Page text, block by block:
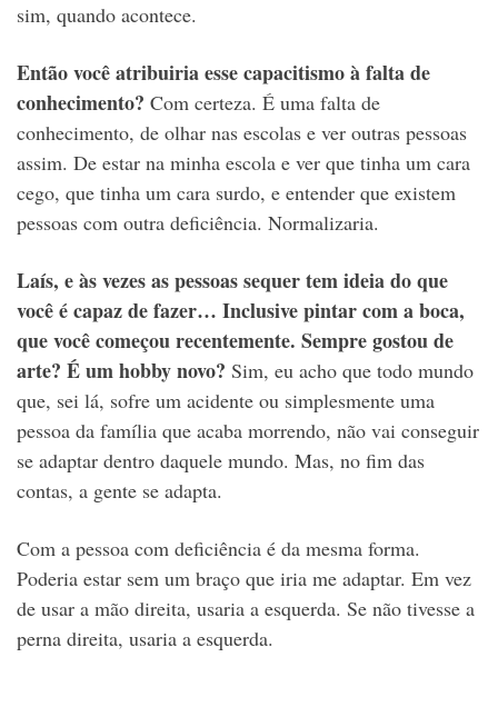
sim, quando acontece.
Então você atribuiria esse capacitismo à falta de
conhecimento? Com certeza. É uma falta de
conhecimento, de olhar nas escolas e ver outras pessoas
assim. De estar na minha escola e ver que tinha um cara
cego, que tinha um cara surdo, e entender que existem
pessoas com outra deficiência. Normalizaria.
Laís, e às vezes as pessoas sequer tem ideia do que
você é capaz de fazer… Inclusive pintar com a boca,
que você começou recentemente. Sempre gostou de
arte? É um hobby novo? Sim, eu acho que todo mundo
que, sei lá, sofre um acidente ou simplesmente uma
pessoa da família que acaba morrendo, não vai conseguir
se adaptar dentro daquele mundo. Mas, no fim das
contas, a gente se adapta.
Com a pessoa com deficiência é da mesma forma.
Poderia estar sem um braço que iria me adaptar. Em vez
de usar a mão direita, usaria a esquerda. Se não tivesse a
perna direita, usaria a esquerda.